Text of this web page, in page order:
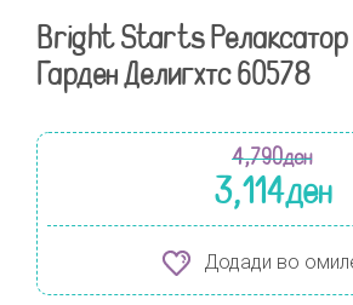
Bright Starts Релаксатор
Гарден Делигхтс 60578
4,790ден
3,114ден
Додади во